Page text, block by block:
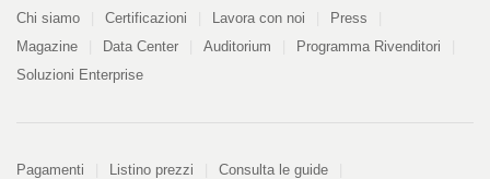
Azienda
Chi siamo Certificazioni Lavora con noi
Press
Magazine
Data Center Auditorium
Programma Rivenditori
Soluzioni Enterprise
Pagamenti Listino prezzi Consulta le guide